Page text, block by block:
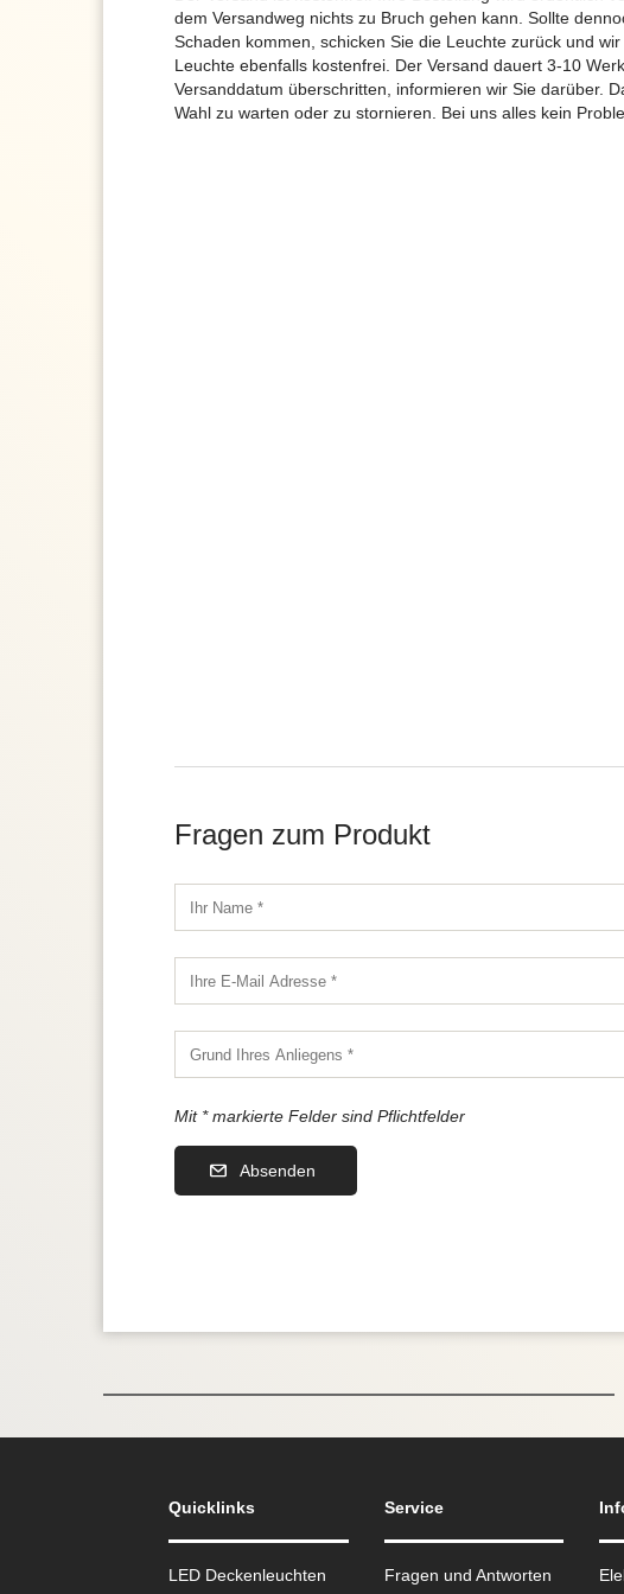
dem Versandweg nichts zu Bruch gehen kann. Sollte
Schaden kommen, schicken Sie die Leuchte zurück und
Leuchte ebenfalls kostenfrei. Der Versand dauert 3-10
Versanddatum überschritten, informieren wir Sie darüber.
Wahl zu warten oder zu stornieren. Bei uns alles kein
Fragen zum Produkt
Mit * markierte Felder sind Pflichtfelder
Absenden
Quicklinks
LED Deckenleuchten
Service
Fragen und Antworten